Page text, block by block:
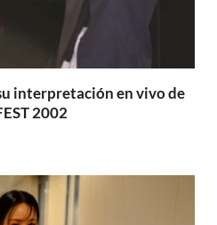
interpretación en vivo de
2002